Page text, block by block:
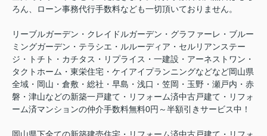
ろん、ローン事務代行手数料なども一切頂いておりません。
リーブルガーデン・クレイドルガーデン・グラファーレ・ブルー
ミングガーデン・テラシエ・ルルーディア・セルリアンステー
ジ・トチト・カチタス・リプライス・一建設・アーネストワン・
タクトホーム・東栄住宅・ケイアイプランニングなどなど岡山県
全域・岡山・倉敷・総社・早島・浅口・笠岡・玉野・瀬戸内・赤
磐・津山などの新築一戸建て・リフォーム済中古戸建て・リフォ
ーム済マンションの仲介手数料無料0円～半額引きサービス中！
岡山県下全ての新築建売住宅・リフォーム済中古戸建て・リフォ